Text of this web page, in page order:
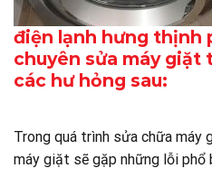
điện lạnh hưng thịnh
chuyên sửa máy giặt
các hư hỏng sau:
Trong quá trình sửa chữa
máy giặt sẽ gặp những lỗi phổ